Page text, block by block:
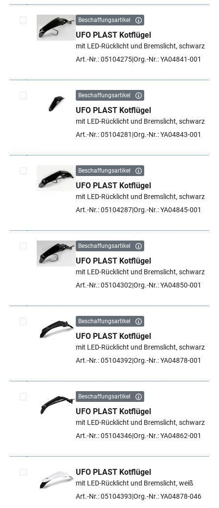
Artikel auswählen
Beschaffungsartikel
UFO PLAST Kotflügel
mit LED-Rücklicht und Bremslicht, schwarz
Art.-Nr.: 05104275Org.-Nr.: YA04841-001
Artikel auswählen
Beschaffungsartikel
UFO PLAST Kotflügel
mit LED-Rücklicht und Bremslicht, schwarz
Art.-Nr.: 05104281 Org.-Nr.: YA04843-001
Artikel auswählen
Beschaffungsartikel
UFO PLAST Kotflügel
mit LED-Rücklicht und Bremslicht, schwarz
Art.-Nr.: 05104287Org.-Nr.: YA04845-001
Artikel auswählen
Beschaffungsartikel
UFO PLAST Kotflügel
mit LED-Rücklicht und Bremslicht, schwarz
Art.-Nr.: 05104302 Org.-Nr.: YA04850-001
Artikel auswählen
Beschaffungsartikel
UFO PLAST Kotflügel
mit LED-Rücklicht und Bremslicht, schwarz
Art.-Nr.: 05104392 Org.-Nr.: YA04878-001
Artikel auswählen
Beschaffungsartikel
UFO PLAST Kotflügel
mit LED-Rücklicht und Bremslicht, schwarz
Art.-Nr.: 05104346Org.-Nr.: YA04862-001
Artikel auswählen
UFO PLAST Kotflügel
mit LED-Rücklicht und Bremslicht, weiß
Art.-Nr.: 05104393 Org.-Nr.: YA04878-046